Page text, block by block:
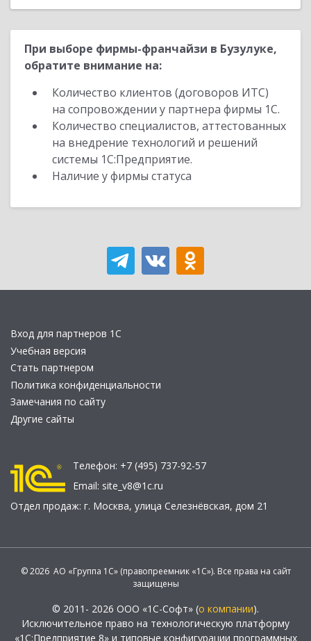
При выборе фирмы-франчайзи в Бузулуке,
обратите внимание на:
Количество клиентов (договоров ИТС)
на сопровождении у партнера фирмы 1С.
Количество специалистов, аттестованных
на внедрение технологий и решений
системы 1С:Предприятие.
Наличие у фирмы статуса
Вход для партнеров 1С
Учебная версия
Стать партнером
Политика конфиденциальности
Замечания по сайту
Другие сайты
Телефон: +7 (495) 737-92-57
Email: site_v8@1c.ru
Отдел продаж: г. Москва, улица Селезнёвская, дом 21
© 2026 АО «Группа 1С» (правопреемник «1С»). Все права на сайт
защищены
© 2011- 2026 ООО «1С-Софт» (о компании).
Исключительное право на технологическую платформу
«1С:Предприятие 8» и типовые конфигурации программных